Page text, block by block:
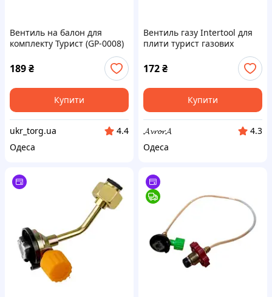
Вентиль на балон для
комплекту Турист (GP-0008)
189₴
Купити
ukr_torg.ua
4.4
Одеса
Вентиль газу Intertool для
плити турист газових
балонів і пальників (W21.8
14LH x W19.8 14DIN (GS-
0009)
172₴
Купити
𝓐𝓿𝓻𝓸𝓻𝓐
4.3
Одеса